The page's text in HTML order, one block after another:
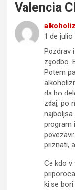
Valencia
1 de julio
Pozdrav
zgodbo.
Potem
da bo
zdaj, po
najboljsa
program
priznati,
Ce kdo
ki se bori